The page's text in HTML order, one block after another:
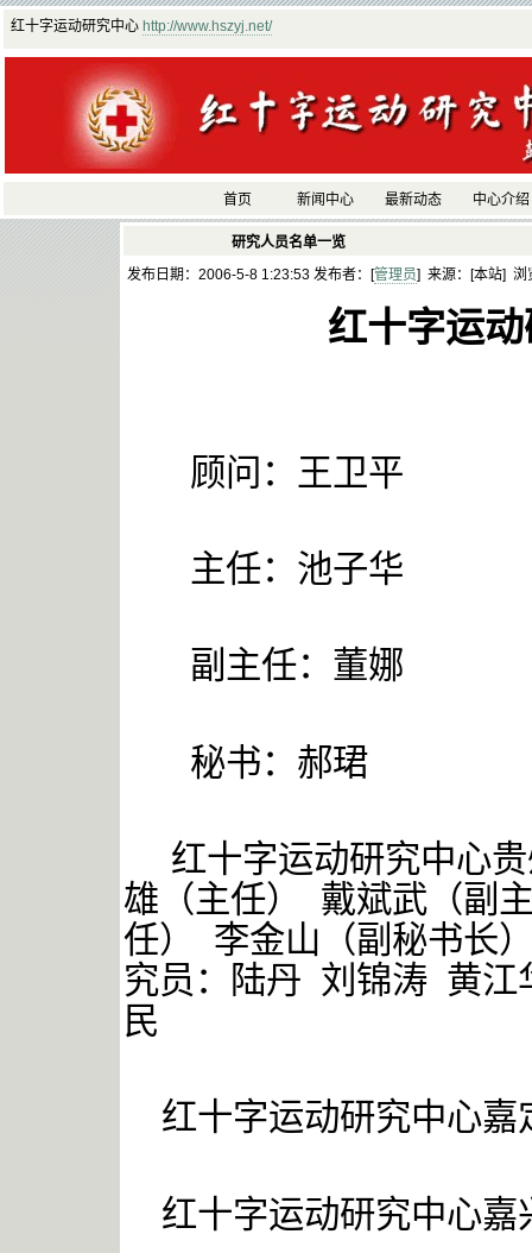
红十字运动研究中心 http://www.hszyj.net/
首页 新闻中心 最新动态 中心介绍
研究人员名单一览
发布日期：2006-5-8 1:23:53 发布者：[管理员] 来源：[本站] 浏
红十字运
顾问：王卫平
主任：池子华
副主任：董娜
秘书：郝珺
红十字运动研究中心
雄（主任） 戴斌武（副
任） 李金山（副秘书长
究员：陆丹 刘锦涛 黄
民
红十字运动研究中心嘉
红十字运动研究中心